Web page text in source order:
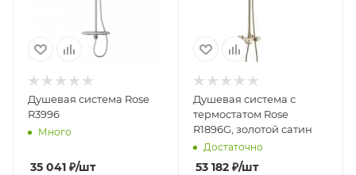
Душевая система Rose
R3996
Много
35 041 ₽/шт
Душевая система с
термостатом Rose
R1896G, золотой сатин
Достаточно
53 182₽/шт